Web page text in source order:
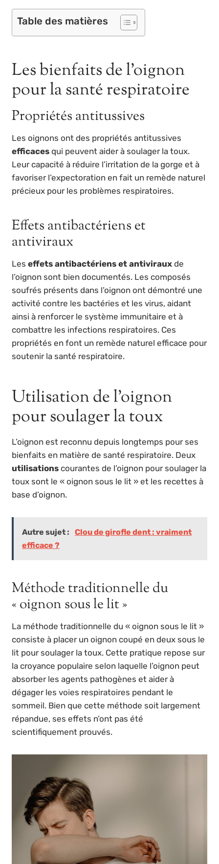
Table des matières
Les bienfaits de l’oignon
pour la santé respiratoire
Propriétés antitussives
Les oignons ont des propriétés antitussives
efficaces qui peuvent aider à soulager la toux.
Leur capacité à réduire l’irritation de la gorge et à
favoriser l’expectoration en fait un remède naturel
précieux pour les problèmes respiratoires.
Effets antibactériens et
antiviraux
Les effets antibactériens et antiviraux de
l’oignon sont bien documentés. Les composés
soufrés présents dans l’oignon ont démontré une
activité contre les bactéries et les virus, aidant
ainsi à renforcer le système immunitaire et à
combattre les infections respiratoires. Ces
propriétés en font un remède naturel efficace pour
soutenir la santé respiratoire.
Utilisation de l’oignon
pour soulager la toux
L’oignon est reconnu depuis longtemps pour ses
bienfaits en matière de santé respiratoire. Deux
utilisations courantes de l’oignon pour soulager la
toux sont le « oignon sous le lit » et les recettes à
base d’oignon.
Autre sujet :
Clou de girofle dent : vraiment
efficace ?
Méthode traditionnelle du
« oignon sous le lit »
La méthode traditionnelle du « oignon sous le lit »
consiste à placer un oignon coupé en deux sous le
lit pour soulager la toux. Cette pratique repose sur
la croyance populaire selon laquelle l’oignon peut
absorber les agents pathogènes et aider à
dégager les voies respiratoires pendant le
sommeil. Bien que cette méthode soit largement
répandue, ses effets n’ont pas été
scientifiquement prouvés.